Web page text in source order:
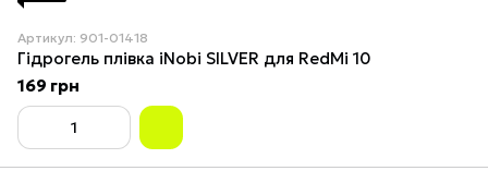
Артикул: 901-01418
Гідрогель плівка iNobi SILVER для RedMi 10
169 грн